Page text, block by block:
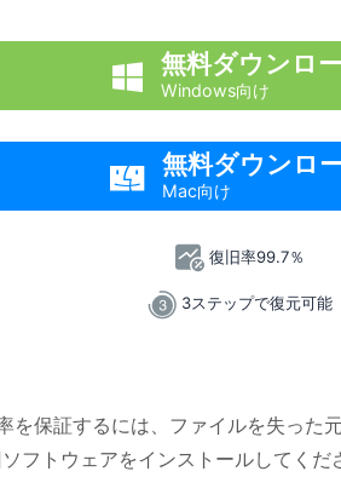
 無料ダウンロ
Windows向け
 無料ダウンロ
Mac向け
復旧率99.7％
3ステップで復元可能
を保証するには、ファイルを失った
フトウェアをインストールしてくだ